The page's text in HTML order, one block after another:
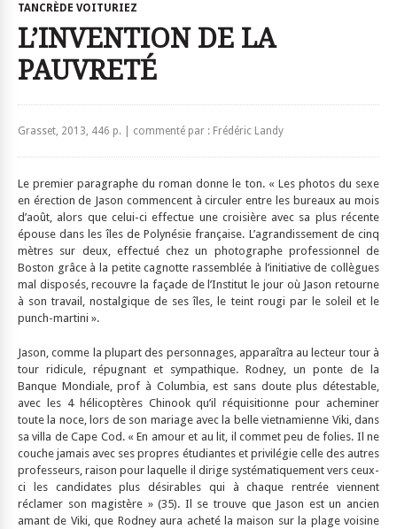
TANCRÈDE VOITURIEZ
L’INVENTION DE LA
PAUVRETÉ
Grasset, 2013, 446 p. | commenté par : Frédéric Landy
Le premier paragraphe du roman donne le ton. « Les photos du sexe
en érection de Jason commencent à circuler entre les bureaux au mois
d’août, alors que celui-ci effectue une croisière avec sa plus récente
épouse dans les îles de Polynésie française. L’agrandissement de cinq
mètres sur deux, effectué chez un photographe professionnel de
Boston grâce à la petite cagnotte rassemblée à l’initiative de collègues
mal disposés, recouvre la façade de l’Institut le jour où Jason retourne
à son travail, nostalgique de ses îles, le teint rougi par le soleil et le
punch-martini ».
Jason, comme la plupart des personnages, apparaîtra au lecteur tour à
tour ridicule, répugnant et sympathique. Rodney, un ponte de la
Banque Mondiale, prof à Columbia, est sans doute plus détestable,
avec les 4 hélicoptères Chinook qu’il réquisitionne pour acheminer
toute la noce, lors de son mariage avec la belle vietnamienne Viki, dans
sa villa de Cape Cod. « En amour et au lit, il commet peu de folies. Il ne
couche jamais avec ses propres étudiantes et privilégie celle des autres
professeurs, raison pour laquelle il dirige systématiquement vers ceux-
ci les candidates plus désirables qui à chaque rentrée viennent
réclamer son magistère » (35). Il se trouve que Jason est un ancien
amant de Viki, que Rodney aura acheté la maison sur la plage voisine